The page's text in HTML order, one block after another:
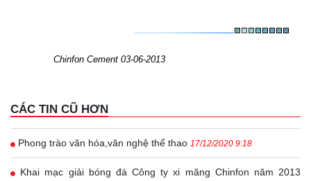
Chinfon Cement 03-06-2013
CÁC TIN CŨ HƠN
Phong trào văn hóa,văn nghệ thể thao 17/12/2020 9:18
Khai mạc giải bóng đá Công ty xi măng Chinfon năm 2013